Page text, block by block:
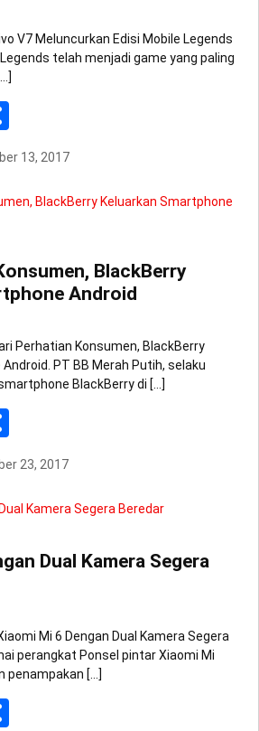
V7 Meluncurkan Edisi Mobile Legends
telah menjadi game yang paling
13, 2017
BlackBerry
Android
Perhatian Konsumen, BlackBerry
PT BB Merah Putih, selaku
BlackBerry di […]
23, 2017
Dual Kamera Segera
Mi 6 Dengan Dual Kamera Segera
perangkat Ponsel pintar Xiaomi Mi
penampakan […]